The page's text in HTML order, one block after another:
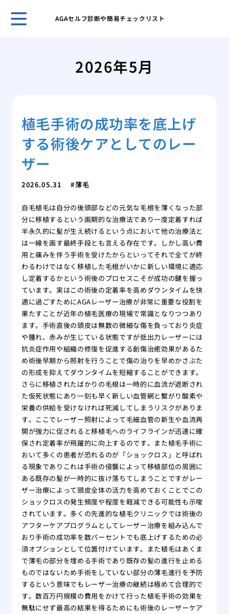
AGAセルフ診断や簡易チェックリスト
2026年5月
植毛手術の成功率を底上げ
する術後ケアとしてのレー
ザー
2026.05.31 薄毛
自毛植毛は自分の後頭部などの元気な毛根を薄くなった部
分に移植するという画期的な治療法であり一度定着すれば
半永久的に髪が生え続けるという点において他の治療法と
は一線を画す最終手段とも言える存在です。しかし高い費
用と痛みを伴う手術を受けたからといってそれで全てが終
わるわけではなく移植した毛根がいかに新しい環境に適応
し定着するかという術後のプロセスこそが成功の鍵を握っ
ています。実はこの術後の定着率を高めダウンタイムを快
適に過ごすためにAGAレーザー治療が非常に重要な役割を
果たすことが近年の植毛医療の現場で常識となりつつあり
ます。手術直後の頭皮は無数の微細な傷を負っており炎症
や腫れ、赤みが生じている状態ですが低出力レーザーには
抗炎症作用や組織の修復を促進する創傷治癒効果があるた
め術後早期から照射を行うことで傷の治りを早めかさぶた
の形成を抑えてダウンタイムを短縮することができます。
さらに移植されたばかりの毛根は一時的に血流が遮断され
た仮死状態にあり一刻も早く新しい血管網と繋がり酸素や
栄養の供給を受けなければ死滅してしまうリスクがありま
す。ここでレーザー照射によって毛細血管の新生や血流再
開が強力に促されると移植毛へのライフラインが迅速に確
保され定着率が飛躍的に向上するのです。また植毛手術に
おいて多くの患者が恐れるのが「ショックロス」と呼ばれ
る現象でありこれは手術の侵襲によって移植部位の周囲に
ある既存の髪が一時的に抜け落ちてしまうことですがレー
ザー治療によって頭皮全体の活力を高めておくことでこの
ショックロスの発生頻度や程度を軽減できる可能性も示唆
されています。多くの先進的な植毛クリニックでは術後の
アフターケアプログラムとしてレーザー治療を組み込んで
おり手術の成功率を数パーセントでも底上げするための必
須オプションとして位置付けています。また植毛はあくま
で薄毛の部分を埋める手術であり既存の髪の進行を止める
ものではないため手術をしていない部分の薄毛進行を予防
するという意味でもレーザー治療の継続は極めて合理的で
す。数百万円規模の費用をかけて行った植毛手術の効果を
無駄にせず最高の結果を得るためにも術後のレーザーケア